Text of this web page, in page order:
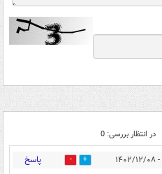
در انتظار بررسی: 0
2 پاسخ